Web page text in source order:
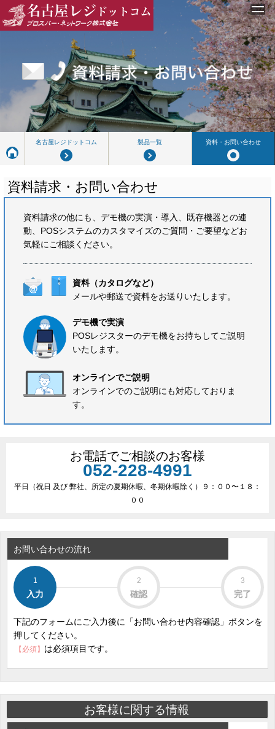
MENU
名古屋レジドットコム
・トップ
・名古屋レジドットコムとは
・製品一覧
・資料請求・お問い合わせ
プロスパー・ネットワーク株式会社
・会社概要
・個人情報保護方針
名古屋レジドットコム 製品一覧 資料・お問い合わせ
資料請求・お問い合わせ
資料請求の他にも、デモ機の実演・導入、既存機器との連
動、POSシステムのカスタマイズのご質問・ご要望などお
気軽にご相談ください。
資料（カタログなど）
メールや郵送で資料をお送りいたします。
デモ機で実演
POSレジスターのデモ機をお持ちしてご説明
いたします。
オンラインでご説明
オンラインでのご説明にも対応しておりま
す。
お電話でご相談のお客様
052-228-4991
平日（祝日 及び 弊社、所定の夏期休暇、冬期休暇除く）９：００〜１８：
００
お問い合わせの流れ
1
入力
2
確認
3
完了
下記のフォームにご入力後に「お問い合わせ内容確認」ボタンを
押してください。
【必須】 は必須項目です。
お客様に関する情報